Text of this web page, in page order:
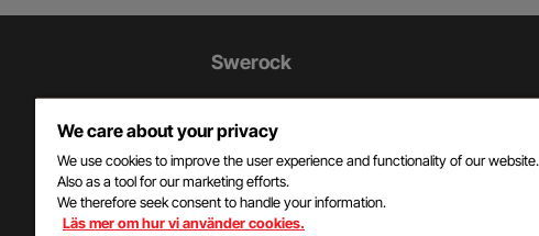
Ytterligare
information
och
kontaktuppgifter
Swerock
Swerock är en av Sveriges största
leverantörer av material och tjänster till
bygg- och anläggningsbranschen och
företaget ingår i Peabkoncernen.
We care about your privacy
We use cookies to improve the user experience and functionality of our website.
Also as a tool for our marketing efforts.
We therefore seek consent to handle your information.
Läs mer om hur vi använder cookies.